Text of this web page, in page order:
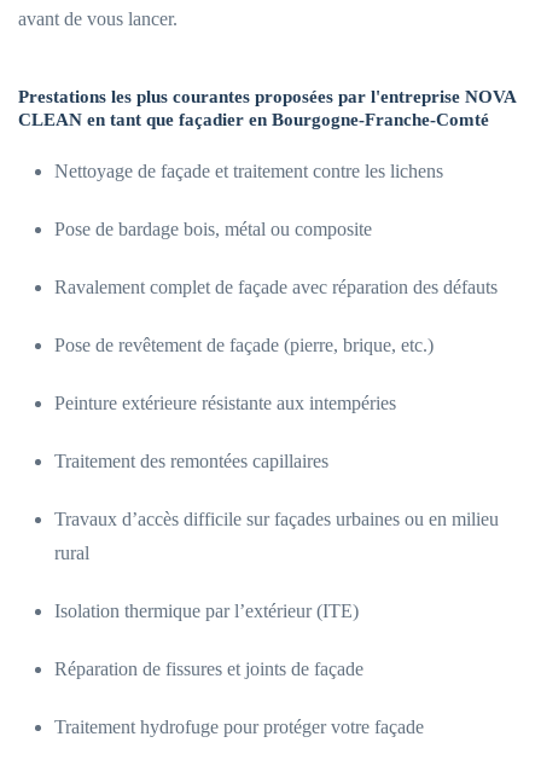
avant de vous lancer.
Prestations les plus courantes proposées par l'entreprise NOVA
CLEAN en tant que façadier en Bourgogne-Franche-Comté
Nettoyage de façade et traitement contre les lichens
Pose de bardage bois, métal ou composite
Ravalement complet de façade avec réparation des défauts
Pose de revêtement de façade (pierre, brique, etc.)
Peinture extérieure résistante aux intempéries
Traitement des remontées capillaires
Travaux d’accès difficile sur façades urbaines ou en milieu
rural
Isolation thermique par l’extérieur (ITE)
Réparation de fissures et joints de façade
Traitement hydrofuge pour protéger votre façade